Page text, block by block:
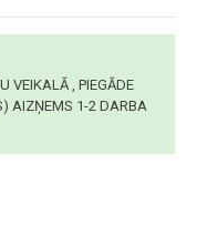
VEIKALĀ , PIEGĀDE
AIZŅEMS 1-2 DARBA